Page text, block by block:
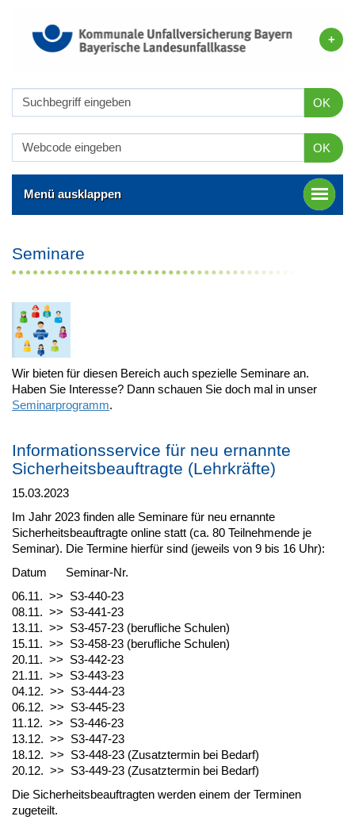
OK
OK
Menü ausklappen
Seminare
Wir bieten für diesen Bereich auch spezielle Seminare an.
Haben Sie Interesse? Dann schauen Sie doch mal in unser
Seminarprogramm.
Informationsservice für neu ernannte
Sicherheitsbeauftragte (Lehrkräfte)
15.03.2023
Im Jahr 2023 finden alle Seminare für neu ernannte
Sicherheitsbeauftragte online statt (ca. 80 Teilnehmende je
Seminar). Die Termine hierfür sind (jeweils von 9 bis 16 Uhr):
Datum Seminar-Nr.
06.11. >> S3-440-23
08.11. >> S3-441-23
13.11. >> S3-457-23 (berufliche Schulen)
15.11. >> S3-458-23 (berufliche Schulen)
20.11. >> S3-442-23
21.11. >> S3-443-23
04.12. >> S3-444-23
06.12. >> S3-445-23
11.12. >> S3-446-23
13.12. >> S3-447-23
18.12. >> S3-448-23 (Zusatztermin bei Bedarf)
20.12. >> S3-449-23 (Zusatztermin bei Bedarf)
Die Sicherheitsbeauftragten werden einem der Terminen
zugeteilt.